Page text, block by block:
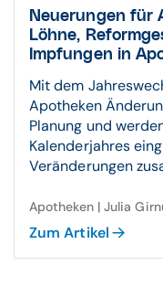
Neuerungen für
Löhne,
Impfungen in
Mit dem
Apotheken
Planung und
Kalenderjahres
Veränderungen
Apotheken | Julia
Zum Artikel